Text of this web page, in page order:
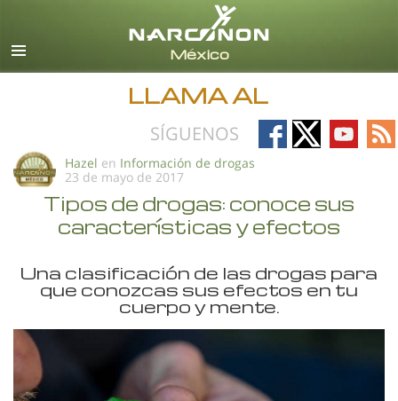
Español
Todas las Regiones/Idiomas
LLAMA AL
SÍGUENOS
Follow
on
Follow
on
Follow
on
on
Hazel en Información de drogas
23 de mayo de 2017
Tipos de drogas: conoce sus
características y efectos
Una clasificación de las drogas para
que conozcas sus efectos en tu
cuerpo y mente.